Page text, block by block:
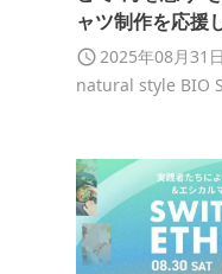
ャツ制作を応援
2025年08月31日
natural style BIO